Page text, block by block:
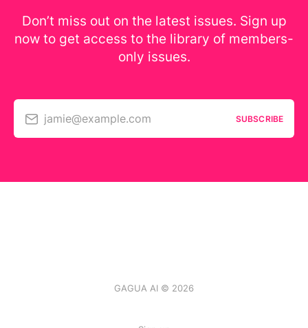
Don’t miss out on the latest issues. Sign up
now to get access to the library of members-
only issues.
jamie@example.com SUBSCRIBE
GAGUA AI © 2026